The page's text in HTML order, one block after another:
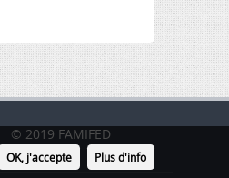
© 2019 FAMIFED
OK, j'accepte Plus d'info